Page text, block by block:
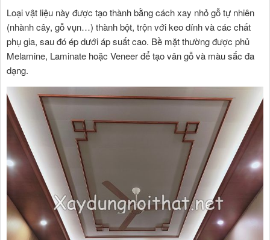
Loại vật liệu này được tạo thành bằng cách xay nhỏ gỗ tự nhiên
(nhành cây, gỗ vụn…) thành bột, trộn với keo dính và các chất
phụ gia, sau đó ép dưới áp suất cao. Bề mặt thường được phủ
Melamine, Laminate hoặc Veneer để tạo vân gỗ và màu sắc đa
dạng.